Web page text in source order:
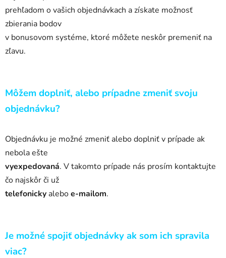
prehľadom ovašich objednávkach azískate možnosť
zbierania bodov
v bonusovom systéme, ktoré môžete neskôr premeniť na
zľavu.
Môžem doplniť, alebo prípadne zmeniť svoju
objednávku?
Objednávku je možné zmeniť alebodoplniť v prípade ak
nebola ešte
vyexpedovaná. Vtakomto prípade nás prosím kontaktujte
čo najskôr či už
telefonicky aleboe-mailom.
Je možné spojiť objednávky ak som ich spravila
viac?